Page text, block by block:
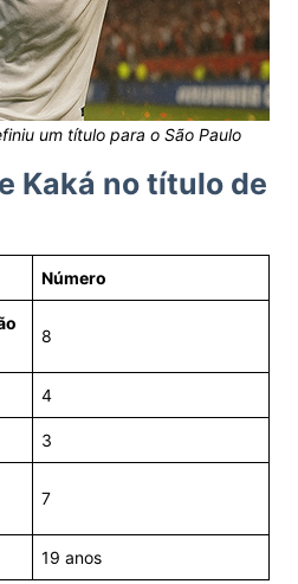
um título para o São Paulo
Kaká no título de
Número
8
4
3
7
19 anos